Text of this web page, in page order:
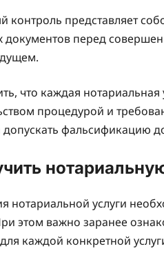
контроль представляет
перед
что каждая нотариальная
процедурой и
допускать фальсификацию
нотариальной услуги
этом важно заранее
каждой конкретной